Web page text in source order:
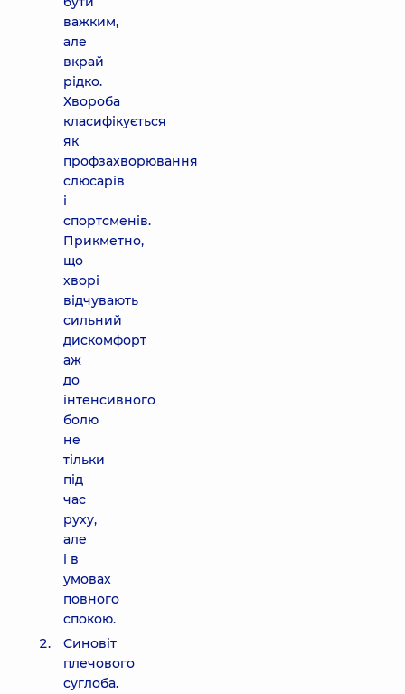
важким,
але
вкрай
рідко.
Хвороба
класифікується
як
профзахворювання
слюсарів
і
спортсменів.
Прикметно,
що
хворі
відчувають
сильний
дискомфорт
аж
до
інтенсивного
болю
не
тільки
під
час
руху,
але
і в
умовах
повного
спокою.
Синовіт
плечового
суглоба.